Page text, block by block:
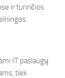
ir turinčios
IT paslaugų
tiek